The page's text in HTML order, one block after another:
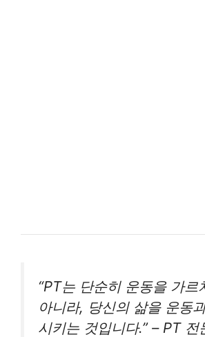
“PT는 단순히 운동을 가르
아니라, 당신의 삶을 운동
시키는 것입니다.” – PT 전